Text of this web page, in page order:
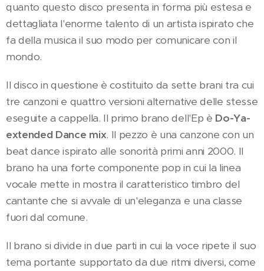
quanto questo disco presenta in forma più estesa e
dettagliata l'enorme talento di un artista ispirato che
fa della musica il suo modo per comunicare con il
mondo.
Il disco in questione è costituito da sette brani tra cui
tre canzoni e quattro versioni alternative delle stesse
eseguite a cappella. Il primo brano dell'Ep è Do-Ya-
extended Dance mix. Il pezzo è una canzone con un
beat dance ispirato alle sonorità primi anni 2000. Il
brano ha una forte componente pop in cui la linea
vocale mette in mostra il caratteristico timbro del
cantante che si avvale di un'eleganza e una classe
fuori dal comune.
Il brano si divide in due parti in cui la voce ripete il suo
tema portante supportato da due ritmi diversi, come